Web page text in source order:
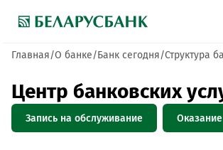
Главная О банке Банк сегодня Структура
Центр банковских
Запись на обслуживание